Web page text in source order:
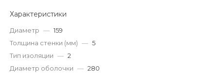
Характеристики
Диаметр — 159
Толщина стенки (мм) — 5
Тип изоляции — 2
Диаметр оболочки — 280